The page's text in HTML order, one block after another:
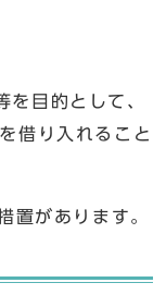
を目的として、
借り入れること
置があります。